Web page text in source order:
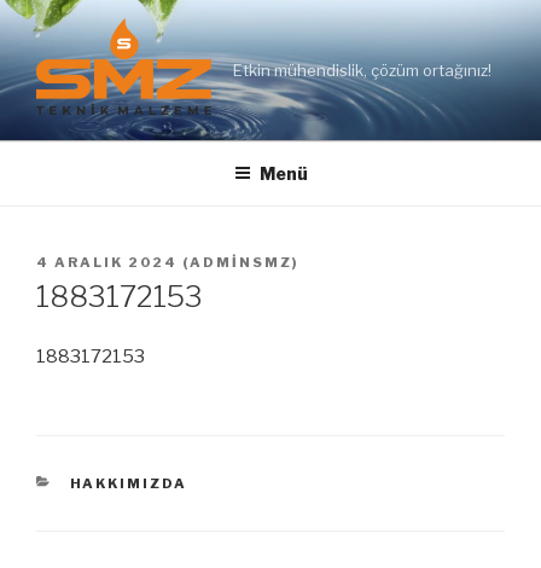
İçeriğe
geç
Etkin mühendislik, çözüm ortağınız!
Menü
YAYIM
TARIHI
4 ARALIK 2024 (ADMINSMZ)
1883172153
1883172153
KATEGORILER
HAKKIMIZDA